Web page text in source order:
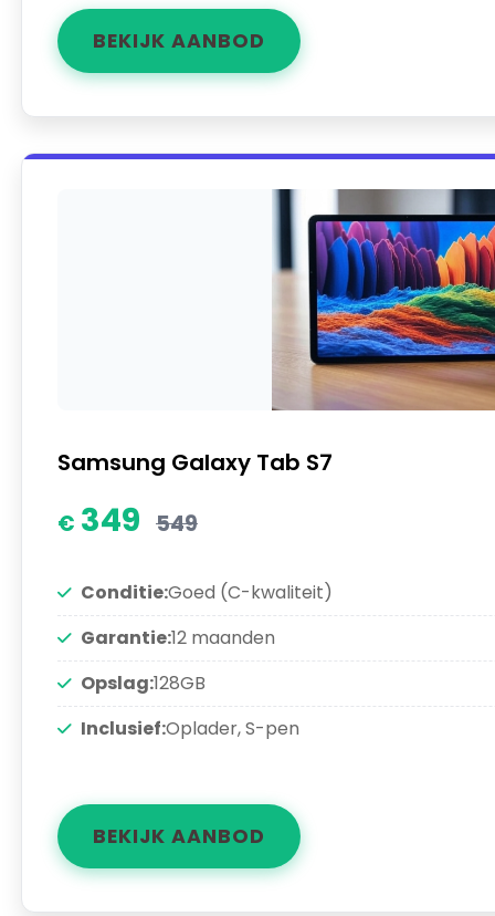
BEKIJK AANBOD
Samsung Galaxy Tab S7
349 549
Conditie:Goed (C-kwaliteit)
Garantie:12 maanden
Opslag:128GB
Inclusief:Oplader, S-pen
BEKIJK AANBOD